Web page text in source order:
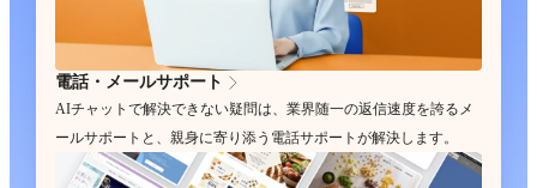
電話・メールサポート
AIチャットで解決できない疑問は、業界随一の返信速度を誇るメ
ールサポートと、親身に寄り添う電話サポートが解決します。